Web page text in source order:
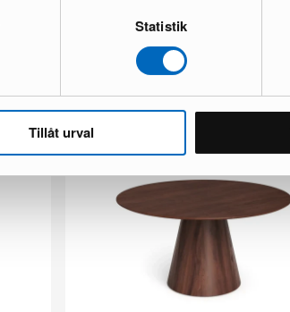
Statistik
Tillåt urval
Du sparar 279 €